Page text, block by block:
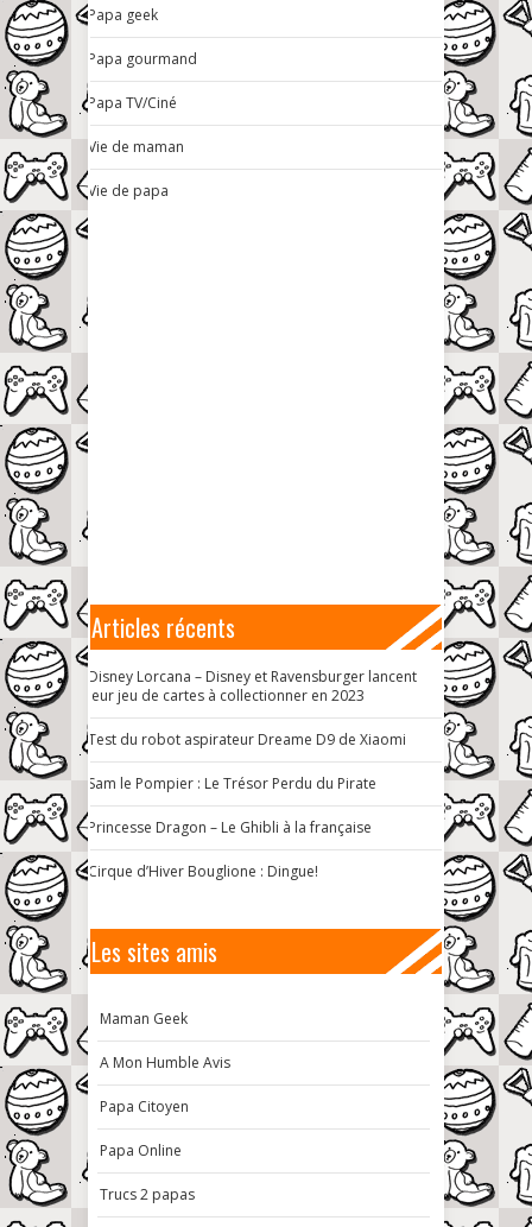
Papa geek
Papa gourmand
Papa TV/Ciné
Vie de maman
Vie de papa
Articles récents
Disney Lorcana – Disney et Ravensburger lancent
leur jeu de cartes à collectionner en 2023
Test du robot aspirateur Dreame D9 de Xiaomi
Sam le Pompier : Le Trésor Perdu du Pirate
Princesse Dragon – Le Ghibli à la française
Cirque d’Hiver Bouglione : Dingue!
Les sites amis
Maman Geek
A Mon Humble Avis
Papa Citoyen
Papa Online
Trucs 2 papas